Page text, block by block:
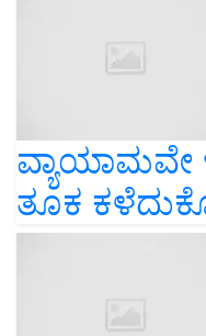
ವ್ಯಾಯಾಮವೇ
ತೂಕ